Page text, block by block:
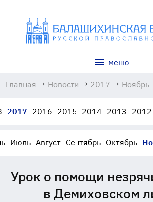
меню
Главная → Новости → 2017 → Ноябрь
2017 2016 2015 2014 2013 2012
Июль Август Сентябрь Октябрь
Урок о помощи
в Демиховском